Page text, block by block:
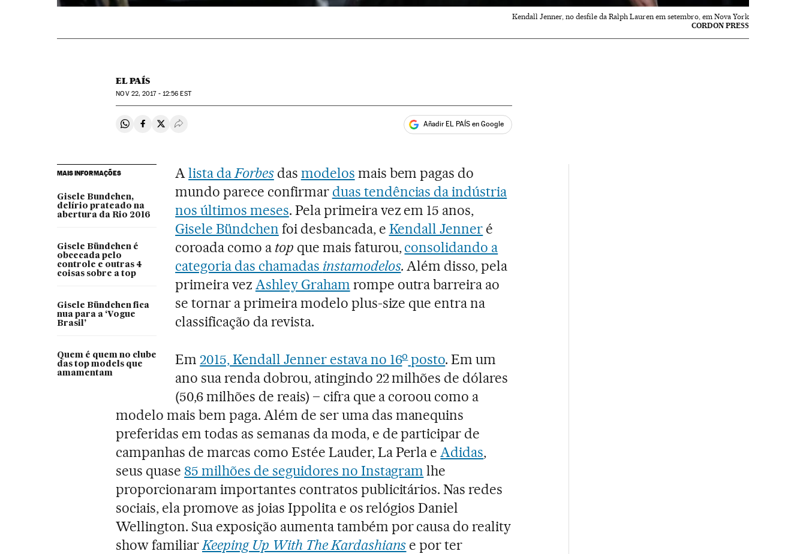
Kendall Jenner, no desfile da Ralph Lauren em setembro, em Nova York
CORDON PRESS
EL PAÍS
NOV22, 2017 - 12:56 EST
Compartir en Whatsapp
Compartir en Facebook
Compartir en Twitter
Desplegar Redes Sociales Añadir EL PAÍS en Google
MAIS INFORMAÇÕES
Gisele Bundchen,
delírio prateado na
abertura da Rio 2016
Gisele Bündchen é
obcecada pelo
controle e outras 4
coisas sobre a top
Gisele Bündchen fica
nua para a ‘Vogue
Brasil’
Quem é quem no clube
das top models que
amamentam
Alista daForbesdas modelos mais bem pagas do
mundo parece confirmar duas tendências da indústria
nos últimos meses. Pela primeira vez em 15 anos,
Gisele Bündchen foi desbancada, e Kendall Jenner é
coroada como a top que mais faturou,consolidando a
categoria das chamadas instamodelos. Além disso, pela
primeira vez Ashley Graham rompe outra barreira ao
se tornar a primeira modelo plus-size que entra na
classificação da revista.
Em2015, Kendall Jenner estava no 16oposto. Em um
ano sua renda dobrou, atingindo 22 milhões de dólares
(50,6 milhões de reais) – cifra que a coroou como a
modelo mais bem paga. Além de ser uma das manequins
preferidas em todas as semanas da moda, e de participar de
campanhas de marcas como Estée Lauder, La Perla eAdidas,
seus quase 85 milhões de seguidores no Instagram lhe
proporcionaram importantes contratos publicitários. Nas redes
sociais, ela promove as joias Ippolita e os relógios Daniel
Wellington. Sua exposição aumenta também por causa do reality
show familiarKeeping Up With The Kardashians e por ter